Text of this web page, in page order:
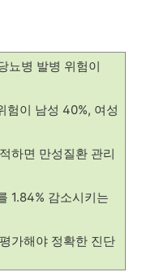
뇨병 발병 위험이
험이 남성 40%, 여성
하면 만성질환 관리
1.84% 감소시키는
가해야 정확한 진단